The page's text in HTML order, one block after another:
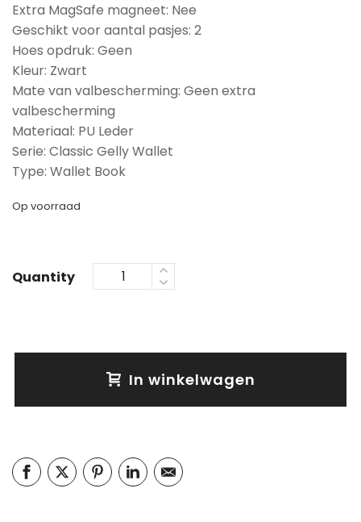
Extra MagSafe magneet: Nee
Geschikt voor aantal pasjes: 2
Hoes opdruk: Geen
Kleur: Zwart
Mate van valbescherming: Geen extra
valbescherming
Materiaal: PU Leder
Serie: Classic Gelly Wallet
Type: Wallet Book
Op voorraad
Quantity
In winkelwagen